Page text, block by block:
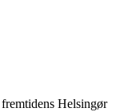
Helsingør